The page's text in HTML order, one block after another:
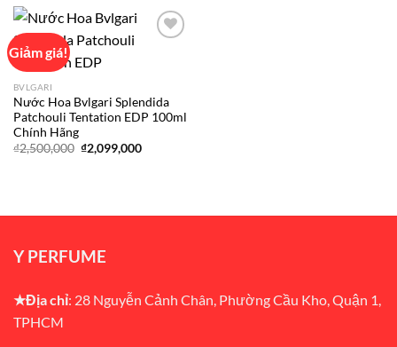
₫2,850,000.
Giảm giá!
BVLGARI
Nước Hoa Bvlgari Splendida
Patchouli Tentation EDP 100ml
Chính Hãng
₫2,500,000 Giá
gốc
₫2,099,000Giá
Y PERFUME
★Địa chỉ: 28 Nguyễn Cảnh Chân, Phường Cầu Kho, Quận 1,
TPHCM